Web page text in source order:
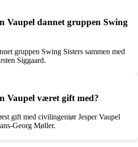
Vaupel dannet gruppen Swing
gruppen Swing Sisters sammen med
Siggaard.
Vaupel været gift med?
gift med civilingeniør Jesper Vaupel
Georg Møller.